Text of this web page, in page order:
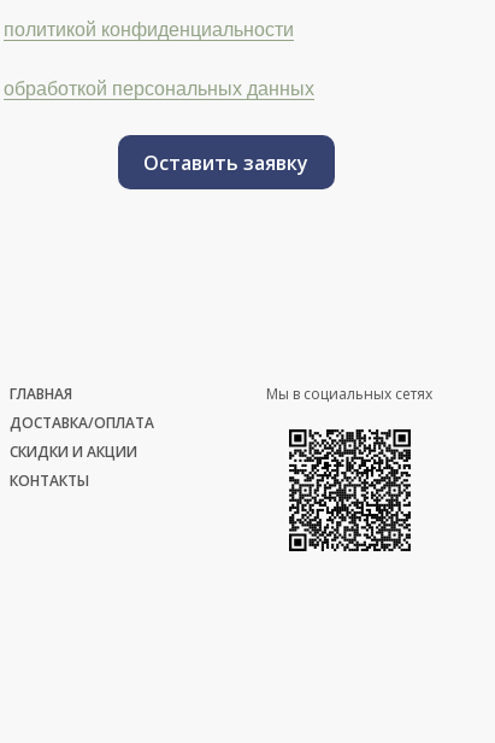
политикой конфиденциальности
обработкой персональных данных
Оставить заявку
ГЛАВНАЯ
ДОСТАВКА/ОПЛАТА
СКИДКИ И АКЦИИ
КОНТАКТЫ
Мы в социальных сетях